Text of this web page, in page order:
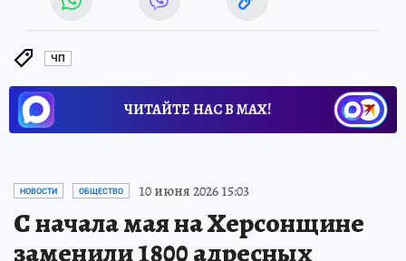
ЧП
ЧИТАЙТЕ НАС В МАХ!
НОВОСТИ ОБЩЕСТВО 10 июня 2026 15:03
С начала мая на Херсонщине
заменили 1800 адресных